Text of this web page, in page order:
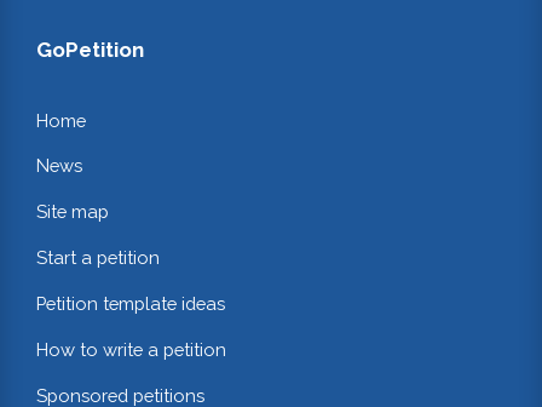
GoPetition
Home
News
Site map
Start a petition
Petition template ideas
How to write a petition
Sponsored petitions